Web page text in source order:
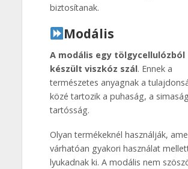
biztosítanak.
Modális
A modális egy tölgycellulózból
készült viszkóz szál. Ennek a
természetes anyagnak a
közé tartozik a puhaság, a
tartósság.
Olyan termékeknél használják,
várhatóan gyakori használat
lyukadnak ki. A modális nem